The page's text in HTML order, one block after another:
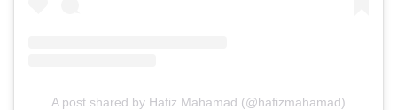
A post shared by Hafiz Mahamad (@hafizmahamad)